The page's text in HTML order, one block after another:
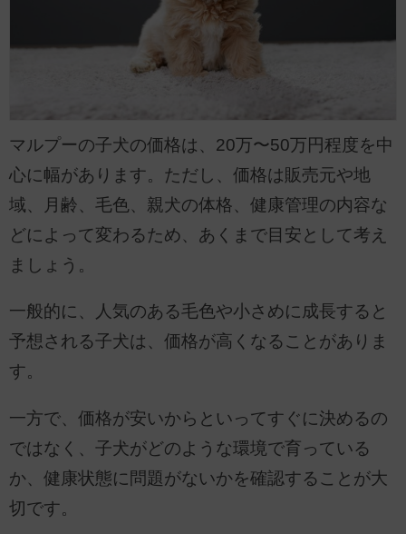
マルプーの子犬の価格は、20万〜50万円程度を中
心に幅があります。ただし、価格は販売元や地
域、月齢、毛色、親犬の体格、健康管理の内容な
どによって変わるため、あくまで目安として考え
ましょう。
一般的に、人気のある毛色や小さめに成長すると
予想される子犬は、価格が高くなることがありま
す。
一方で、価格が安いからといってすぐに決めるの
ではなく、子犬がどのような環境で育っている
か、健康状態に問題がないかを確認することが大
切です。